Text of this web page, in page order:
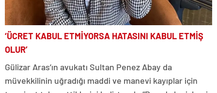
‘ÜCRET KABUL ETMİYORSA HATASINI KABUL ETMİŞ
OLUR’
Gülizar Aras’ın avukatı Sultan Penez Abay da
müvekkilinin uğradığı maddi ve manevi kayıplar için